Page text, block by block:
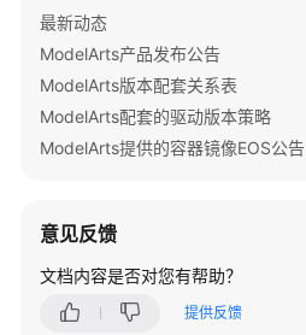
计
费
说
快
门
最新动态
ModelArts产品发布公告
ModelArts版本配套关系表
ModelArts配套的驱动版本策略
ModelArts提供的容器镜像EOS公告
意见反馈
文档内容是否对您有帮助？
提供反馈